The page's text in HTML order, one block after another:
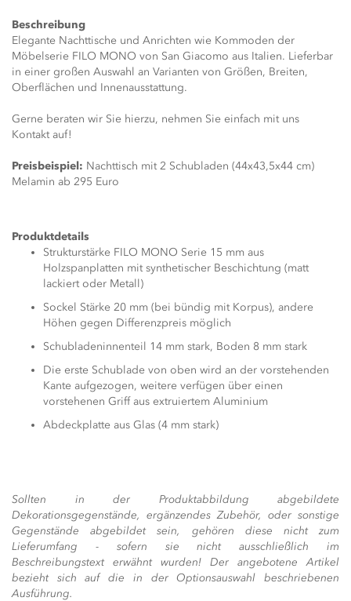
Beschreibung
Elegante Nachttische und Anrichten wie Kommoden der
Möbelserie FILO MONO von San Giacomo aus Italien. Lieferbar
in einer großen Auswahl an Varianten von Größen, Breiten,
Oberflächen und Innenausstattung.
Gerne beraten wir Sie hierzu, nehmen Sie einfach mit uns
Kontakt auf!
Preisbeispiel: Nachttisch mit 2 Schubladen (44x43,5x44 cm)
Melamin ab 295 Euro
Produktdetails
Strukturstärke FILO MONO Serie 15 mm aus
Holzspanplatten mit synthetischer Beschichtung (matt
lackiert oder Metall)
Sockel Stärke 20 mm (bei bündig mit Korpus), andere
Höhen gegen Differenzpreis möglich
Schubladeninnenteil 14 mm stark, Boden 8 mm stark
Die erste Schublade von oben wird an der vorstehenden
Kante aufgezogen, weitere verfügen über einen
vorstehenen Griff aus extruiertem Aluminium
Abdeckplatte aus Glas (4 mm stark)
Sollten in der Produktabbildung abgebildete
Dekorationsgegenstände, ergänzendes Zubehör, oder sonstige
Gegenstände abgebildet sein, gehören diese nicht zum
Lieferumfang - sofern sie nicht ausschließlich im
Beschreibungstext erwähnt wurden! Der angebotene Artikel
bezieht sich auf die in der Optionsauswahl beschriebenen
Ausführung.